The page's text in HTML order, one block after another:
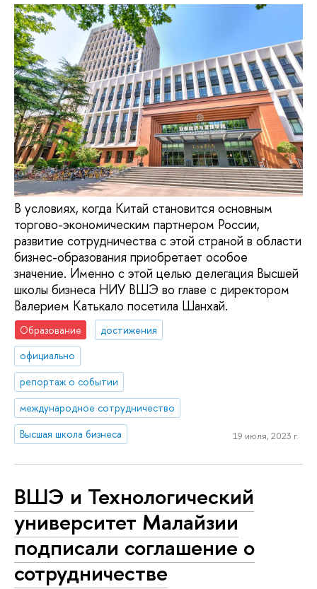
В условиях, когда Китай становится основным
торгово-экономическим партнером России,
развитие сотрудничества с этой страной в области
бизнес-образования приобретает особое
значение. Именно с этой целью делегация Высшей
школы бизнеса НИУ ВШЭ во главе с директором
Валерием Катькало посетила Шанхай.
Образование
достижения
официально
репортаж о событии
международное сотрудничество
Высшая школа бизнеса
19 июля, 2023 г.
ВШЭ и Технологический
университет Малайзии
подписали соглашение о
сотрудничестве